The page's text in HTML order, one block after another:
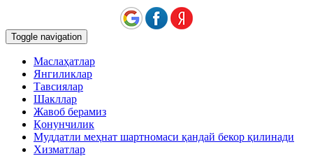
Toggle navigation
Маслаҳатлар
Янгиликлар
Тавсиялар
Шакллар
Жавоб берамиз
Қонунчилик
Муддатли меҳнат шартномаси қандай бекор қилинади
Хизматлар